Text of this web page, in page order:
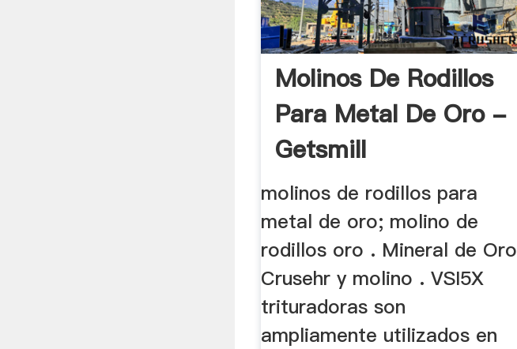
Molinos De Rodillos
Para Metal De Oro -
Getsmill
molinos de rodillos para
metal de oro; molino de
rodillos oro . Mineral de Oro
Crusehr y molino . VSI5X
trituradoras son
ampliamente utilizados en